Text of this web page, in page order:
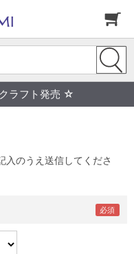
ラフト発売 ☆
入のうえ送信してくださ